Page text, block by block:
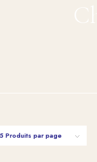
Produits par page